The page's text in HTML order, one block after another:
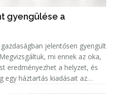
gyengülése a
jelentősen gyengült
mi ennek az oka,
eredményezhet a helyzet, és
egy háztartás kiadásait az